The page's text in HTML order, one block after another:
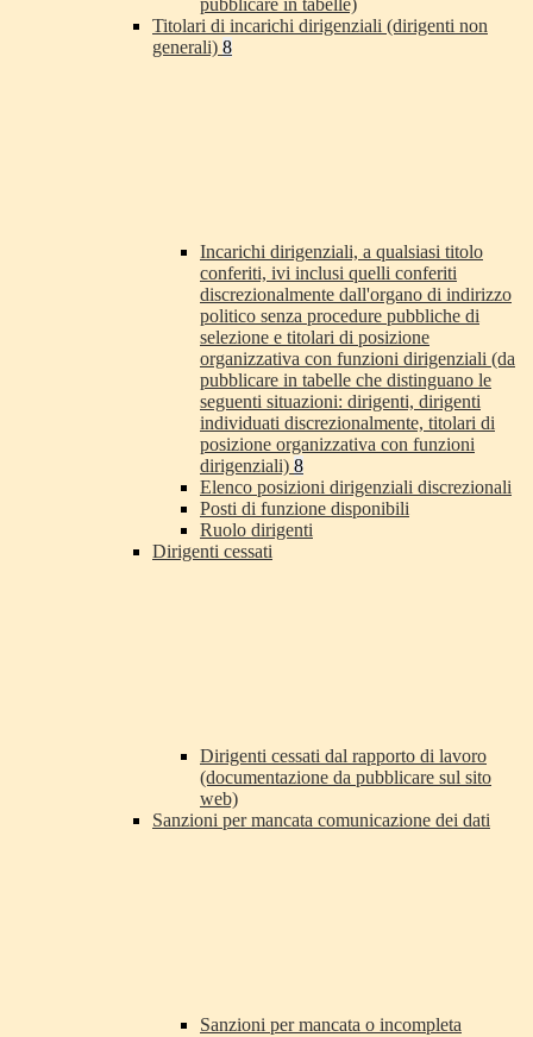
pubblicare in tabelle)
Titolari di incarichi dirigenziali (dirigenti non
generali) 8
Incarichi dirigenziali, a qualsiasi titolo
conferiti, ivi inclusi quelli conferiti
discrezionalmente dall'organo di indirizzo
politico senza procedure pubbliche di
selezione e titolari di posizione
organizzativa con funzioni dirigenziali (da
pubblicare in tabelle che distinguano le
seguenti situazioni: dirigenti, dirigenti
individuati discrezionalmente, titolari di
posizione organizzativa con funzioni
dirigenziali) 8
Elenco posizioni dirigenziali discrezionali
Posti di funzione disponibili
Ruolo dirigenti
Dirigenti cessati
Dirigenti cessati dal rapporto di lavoro
(documentazione da pubblicare sul sito
web)
Sanzioni per mancata comunicazione dei dati
Sanzioni per mancata o incompleta